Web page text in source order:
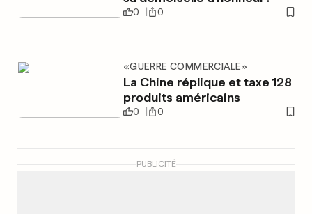
0 0
«GUERRE COMMERCIALE»
La Chine réplique et taxe 128
produits américains
0 0
PUBLICITÉ